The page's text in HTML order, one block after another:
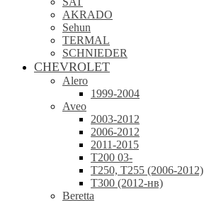
AKRADO
Sehun
TERMAL
SCHNIEDER
CHEVROLET
Alero
1999-2004
Aveo
2003-2012
2006-2012
2011-2015
T200 03-
T250, T255 (2006-2012)
T300 (2012-нв)
Beretta